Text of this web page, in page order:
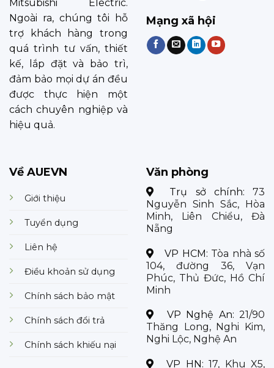
Mitsubishi Electric.
Ngoài ra, chúng tôi hỗ
trợ khách hàng trong
quá trình tư vấn, thiết
kế, lắp đặt và bảo trì,
đảm bảo mọi dự án đều
được thực hiện một
cách chuyên nghiệp và
hiệu quả.
Mạng xã hội
Về AUEVN
Giới thiệu
Tuyển dụng
Liên hệ
Điều khoản sử dụng
Chính sách bảo mật
Chính sách đổi trả
Chính sách khiếu nại
Văn phòng
Trụ sở chính: 73
Nguyễn Sinh Sắc, Hòa
Minh, Liên Chiểu, Đà
Nẵng
VP HCM: Tòa nhà số
104, đường 36, Vạn
Phúc, Thủ Đức, Hồ Chí
Minh
VP Nghệ An: 21/90
Thăng Long, Nghi Kim,
Nghi Lộc, Nghệ An
VP HN:17, Khu X5,